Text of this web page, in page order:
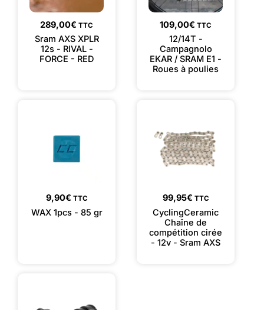
289,00€ TTC
Sram AXS XPLR
12s - RIVAL -
FORCE - RED
109,00€ TTC
12/14T -
Campagnolo
EKAR / SRAM E1 -
Roues à poulies
9,90€ TTC
WAX 1pcs - 85 gr
99,95€ TTC
CyclingCeramic
Chaîne de
compétition cirée
- 12v - Sram AXS